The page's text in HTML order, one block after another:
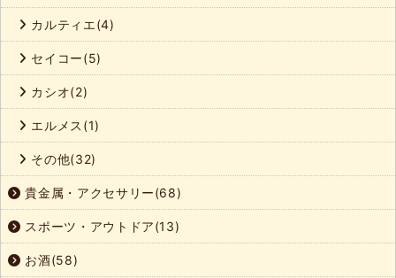
カルティエ(4)
セイコー(5)
カシオ(2)
エルメス(1)
その他(32)
貴金属・アクセサリー(68)
スポーツ・アウトドア(13)
お酒(58)